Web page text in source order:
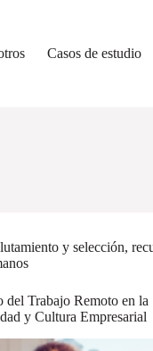
Casos de estudio
y selección,
del Trabajo Remoto en la
y Cultura Empresarial